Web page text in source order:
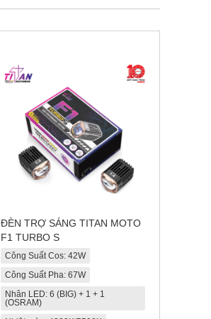
ĐÈN TRỢ SÁNG TITAN MOTO
F1 TURBO S
Công Suất Cos: 42W
Công Suất Pha: 67W
Nhân LED: 6 (BIG) + 1 + 1
(OSRAM)